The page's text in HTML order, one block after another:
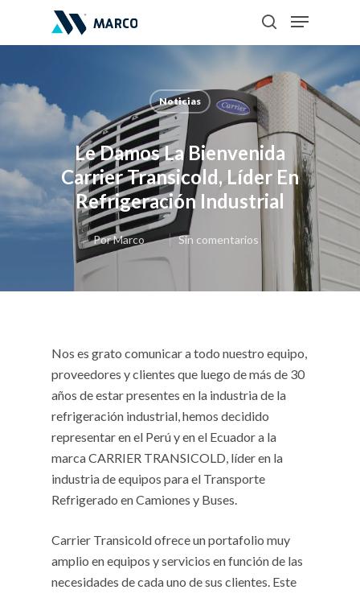
Hit enter to search or ESC to close
Noticias
Le Damos La Bienvenida
Carrier Transicold, Líder En
Refrigeración Industrial
PorMarco Sin comentarios
Nos es grato comunicar a todo nuestro equipo,
proveedores y clientes que luego de más de 30
años de estar presentes en la industria de la
refrigeración industrial, hemos decidido
representar en el Perú y en el Ecuador a la
marca CARRIER TRANSICOLD, líder en la
industria de equipos para el Transporte
Refrigerado en Camiones y Buses.
Carrier Transicold ofrece un portafolio muy
amplio en equipos y servicios en función de las
necesidades de cada uno de sus clientes. Este